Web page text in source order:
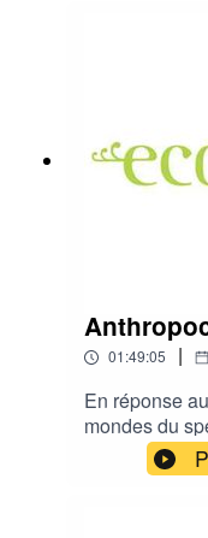
01:49:05 |
En réponse
mondes du
enquêtent
sociale et